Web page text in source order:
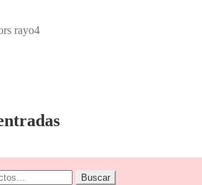
rayo4
Buscar